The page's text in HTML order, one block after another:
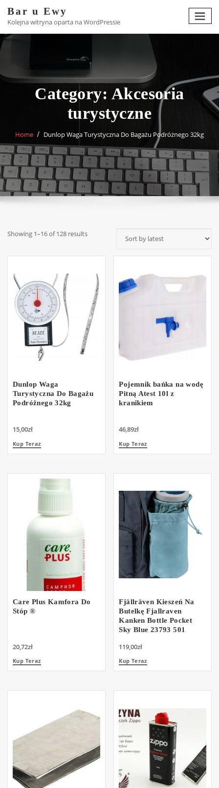
content
Bar u Ewy
Kolejna witryna oparta na WordPressie
Category: Akcesoria
turystyczne
Home Dunlop Waga Turystyczna Do Bagażu Podróżnego 32kg
Showing 1–16 of 128 results
Dunlop Waga
Turystyczna Do Bagażu
Podróżnego 32kg
15,00zł
Kup Teraz
Pojemnik bańka na wodę
Pitną Atest 10l z
kranikiem
46,89zł
Kup Teraz
Care Plus Kamfora Do
Stóp ®
20,72zł
Kup Teraz
Fjällräven Kieszeń Na
Butelkę Fjallraven
Kanken Bottle Pocket
Sky Blue 23793 501
119,00zł
Kup Teraz